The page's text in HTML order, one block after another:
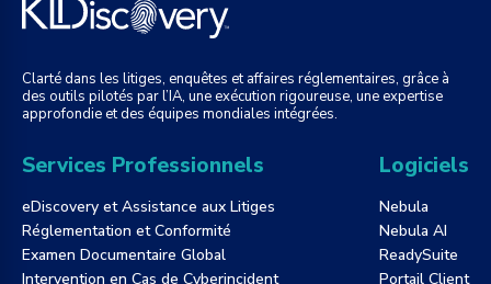
Clarté dans les litiges, enquêtes et affaires réglementaires, grâce à
des outils pilotés par l’IA, une exécution rigoureuse, une expertise
approfondie et des équipes mondiales intégrées.
Services Professionnels
eDiscovery et Assistance aux Litiges
Réglementation et Conformité
Examen Documentaire Global
Intervention en Cas de Cyberincident
Logiciels
Nebula
Nebula AI
ReadySuite
Portail Client